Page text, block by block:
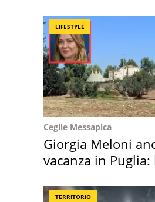
LIFESTYLE
Ceglie Messapica
Giorgia Meloni
vacanza in Puglia:
TERRITORIO